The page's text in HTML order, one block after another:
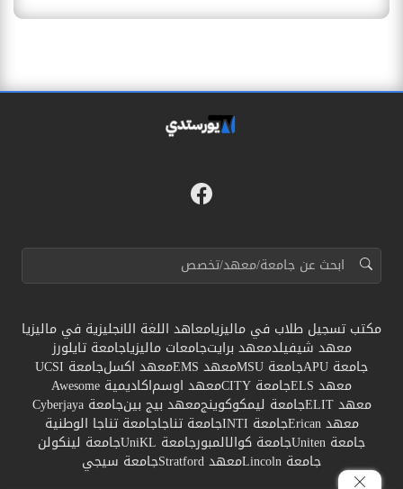
مواقع التواصل
فيسبوك
البحث عن:
مكتب تسجيل طلاب في ماليزيامعاهد اللغة الانجليزية في ماليزيا
معهد شيفيلدمعهد برايتجامعات ماليزياجامعة تايلورز
جامعة APU جامعة MSU معهد EMS معهد اكسلجامعة UCSI
معهد ELS جامعة CITY معهد اوسماكاديمية Awesome
معهد ELIT جامعة ليمكوكوينجمعهد بيج بينجامعة Cyberjaya
معهد Erican جامعة INTI جامعة تناجاجامعة تناجا الوطنية
جامعة Uniten جامعة كوالالمبورجامعة UniKL جامعة لينكولن
جامعة Lincoln معهد Stratford جامعة سيجي